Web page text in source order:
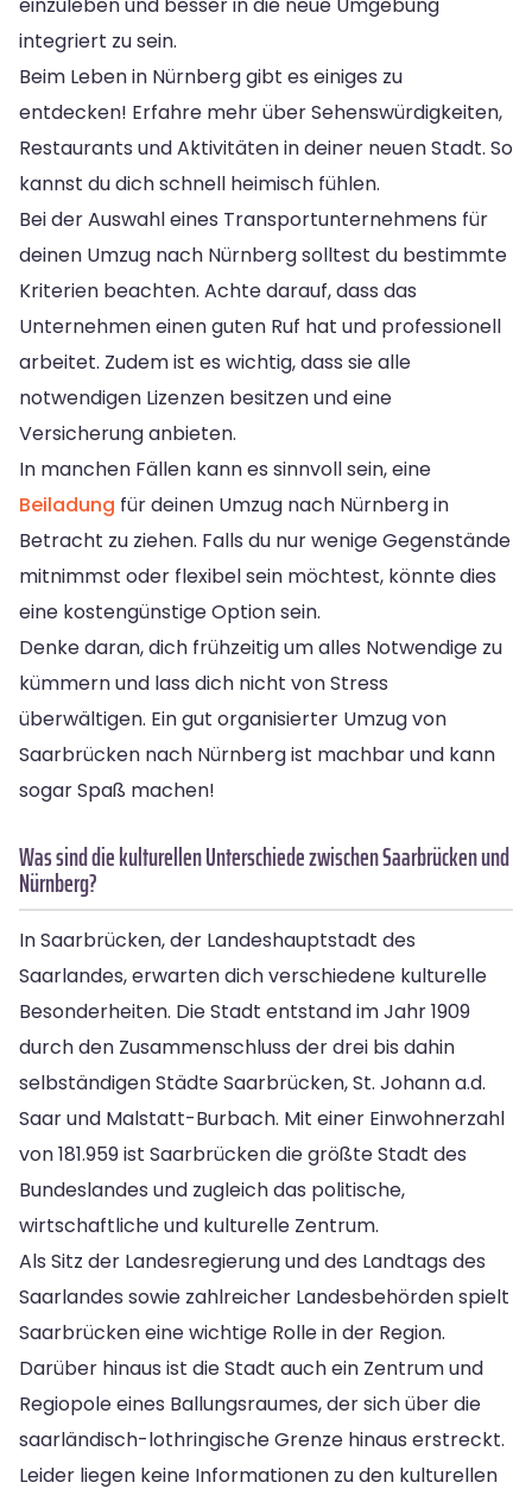
integriert zu sein.
Beim Leben in Nürnberg gibt es einiges zu
entdecken! Erfahre mehr über Sehenswürdigkeiten,
Restaurants und Aktivitäten in deiner neuen Stadt. So
kannst du dich schnell heimisch fühlen.
Bei der Auswahl eines Transportunternehmens für
deinen Umzug nach Nürnberg solltest du bestimmte
Kriterien beachten. Achte darauf, dass das
Unternehmen einen guten Ruf hat und professionell
arbeitet. Zudem ist es wichtig, dass sie alle
notwendigen Lizenzen besitzen und eine
Versicherung anbieten.
In manchen Fällen kann es sinnvoll sein, eine
Beiladung für deinen Umzug nach Nürnberg in
Betracht zu ziehen. Falls du nur wenige Gegenstände
mitnimmst oder flexibel sein möchtest, könnte dies
eine kostengünstige Option sein.
Denke daran, dich frühzeitig um alles Notwendige zu
kümmern und lass dich nicht von Stress
überwältigen. Ein gut organisierter Umzug von
Saarbrücken nach Nürnberg ist machbar und kann
sogar Spaß machen!
Was sind die kulturellen Unterschiede zwischen Saarbrücken und
Nürnberg?
In Saarbrücken, der Landeshauptstadt des
Saarlandes, erwarten dich verschiedene kulturelle
Besonderheiten. Die Stadt entstand im Jahr 1909
durch den Zusammenschluss der drei bis dahin
selbständigen Städte Saarbrücken, St. Johann a.d.
Saar und Malstatt-Burbach. Mit einer Einwohnerzahl
von 181.959 ist Saarbrücken die größte Stadt des
Bundeslandes und zugleich das politische,
wirtschaftliche und kulturelle Zentrum.
Als Sitz der Landesregierung und des Landtags des
Saarlandes sowie zahlreicher Landesbehörden spielt
Saarbrücken eine wichtige Rolle in der Region.
Darüber hinaus ist die Stadt auch ein Zentrum und
Regiopole eines Ballungsraumes, der sich über die
saarländisch-lothringische Grenze hinaus erstreckt.
Leider liegen keine Informationen zu den kulturellen